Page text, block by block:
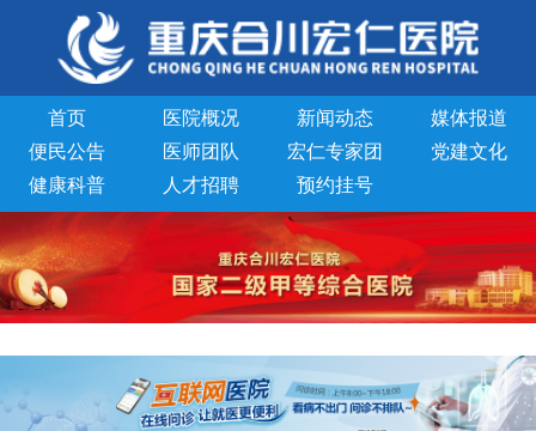
首页 医院概况 新闻动态
媒体报道
便民公告
医师团队 宏仁专家团
党建文化
健康科普
人才招聘 预约挂号